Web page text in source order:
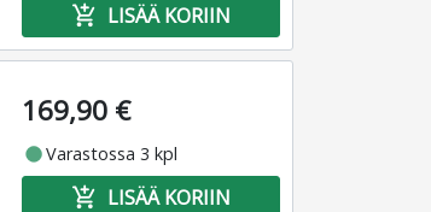
add_shopping_cart LISÄÄ KORIIN
169,90 €
fiber_manual_recordVarastossa 3 kpl
add_shopping_cart LISÄÄ KORIIN